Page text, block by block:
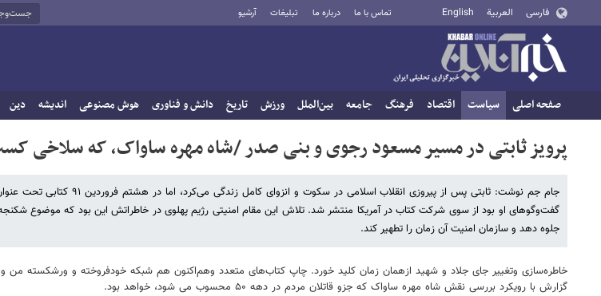
فارسی العربية English تماس با ما درباره ما تبلیغات آرشیو
صفحه اصلی سیاست اقتصاد فرهنگ جامعه بین‌الملل ورزش تاریخ دانش و فناوری هوش مصنوعی اندیشه دین
پرویز ثابتی در مسیر مسعود رجوی و بنی صدر /شاه مهره ساواک، که سلاخی
جام جم نوشت: ثابتی پس از پیروزی انقلاب اسلامی
گفت‌وگوهای او بود از سوی شرکت کتاب در آمریکا منتشر شد. تلاش این مقام امنیتی رژیم پهلوی در خاطراتش این بود که موضوع شکنجه
جلوه دهد و سازمان امنیت آن زمان را تطهیر کند.
خاطره‌سازی وتغییر جای جلاد و شهید ازهمان زمان کلید خورد. چاپ کتاب‌های متعدد وهم‌اکنون هم شبکه خودفروخته و ورشکسته من
گزارش با رویکرد بررسی نقش شاه مهره ساواک که جزو قاتلان مردم در دهه ۵۰ محسوب می شود، خواهد بود.